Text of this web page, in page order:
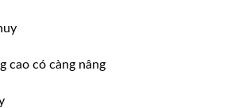
cao có càng nâng